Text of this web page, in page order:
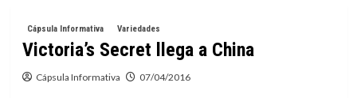
Cápsula Informativa Variedades
Victoria’s Secret llega a China
Cápsula Informativa 07/04/2016